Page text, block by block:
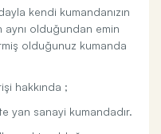
kendi kumandanızın
aynı olduğundan emin
olduğunuz kumanda
hakkında ;
yan sanayi kumandadır.